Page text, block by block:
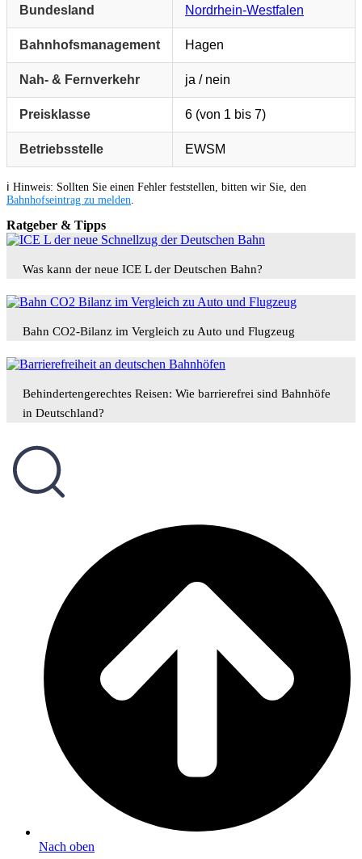
Bundesland Nordrhein-Westfalen
Bahnhofsmanagement Hagen
Nah- & Fernverkehr ja / nein
Preisklasse 6 (von 1 bis 7)
Betriebsstelle EWSM
ℹ️ Hinweis: Sollten Sie einen Fehler feststellen, bitten wir Sie, den
Bahnhofseintrag zu melden.
Ratgeber & Tipps
Was kann der neue ICE L der Deutschen Bahn?
Bahn CO2-Bilanz im Vergleich zu Auto und Flugzeug
Behindertengerechtes Reisen: Wie barrierefrei sind Bahnhöfe
in Deutschland?
Nach oben